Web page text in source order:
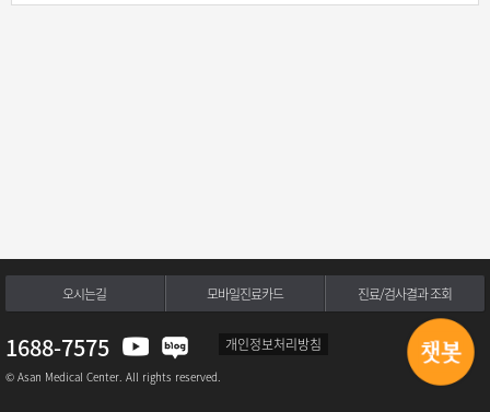
오시는길 모바일진료카드 진료/검사결과 조회
1688-7575 개인정보처리방침
© Asan Medical Center. All rights reserved.